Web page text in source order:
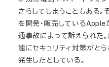
さらしてしまうこともある
を開発・販売しているApple
通事故によって訴えられた
能にセキュリティ対策がと
発生したとしている。